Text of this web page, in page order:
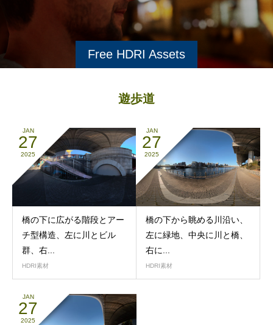
Free HDRI Assets
遊歩道
JAN
27
2025
橋の下に広がる階段とアー
チ型構造、左に川とビル
群、右...
HDRI素材
JAN
27
2025
橋の下から眺める川沿い、
左に緑地、中央に川と橋、
右に...
HDRI素材
JAN
27
2025